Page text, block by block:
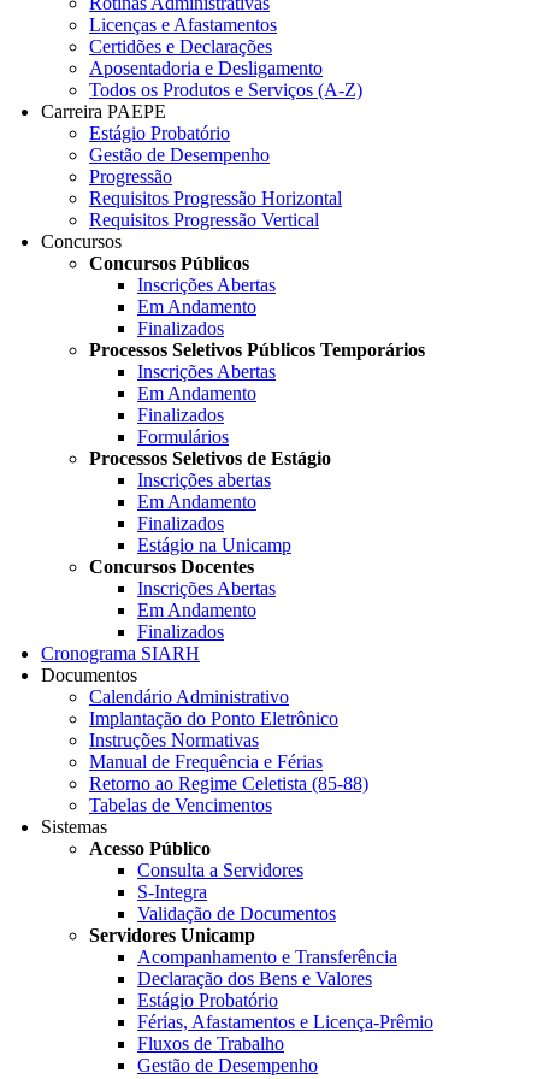
Licenças e Afastamentos
Certidões e Declarações
Aposentadoria e Desligamento
Todos os Produtos e Serviços (A-Z)
Carreira PAEPE
Estágio Probatório
Gestão de Desempenho
Progressão
Requisitos Progressão Horizontal
Requisitos Progressão Vertical
Concursos
Concursos Públicos
Inscrições Abertas
Em Andamento
Finalizados
Processos Seletivos Públicos Temporários
Inscrições Abertas
Em Andamento
Finalizados
Formulários
Processos Seletivos de Estágio
Inscrições abertas
Em Andamento
Finalizados
Estágio na Unicamp
Concursos Docentes
Inscrições Abertas
Em Andamento
Finalizados
Cronograma SIARH
Documentos
Calendário Administrativo
Implantação do Ponto Eletrônico
Instruções Normativas
Manual de Frequência e Férias
Retorno ao Regime Celetista (85-88)
Tabelas de Vencimentos
Sistemas
Acesso Público
Consulta a Servidores
S-Integra
Validação de Documentos
Servidores Unicamp
Acompanhamento e Transferência
Declaração dos Bens e Valores
Estágio Probatório
Férias, Afastamentos e Licença-Prêmio
Fluxos de Trabalho
Gestão de Desempenho